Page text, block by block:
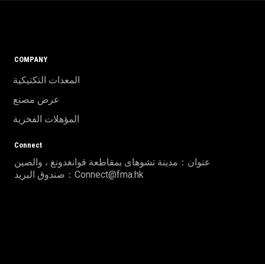
COMPANY
المعدات التكتيكية
عرض مصنع
المؤهلات الفخرية
Connect
عنوان：مدينة تشوهاى بمقاطعة قوانغدونغ ، والصين
صندوق البريد：Connect@fma.hk